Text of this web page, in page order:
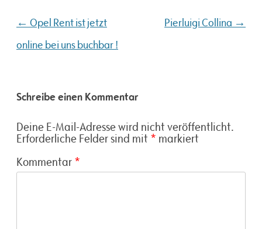
Beitragsnavigation
← Opel Rent ist jetzt
online bei uns buchbar !
Pierluigi Collina →
Schreibe einen Kommentar
Deine E-Mail-Adresse wird nicht veröffentlicht.
Erforderliche Felder sind mit * markiert
Kommentar *